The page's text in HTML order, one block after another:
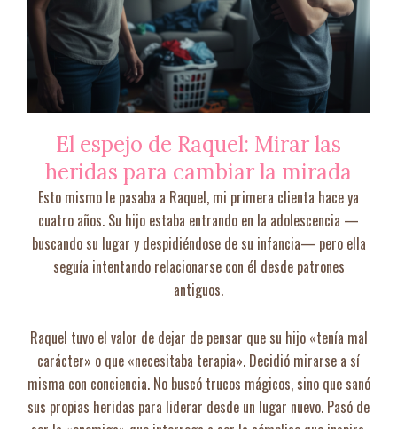
El espejo de Raquel: Mirar las
heridas para cambiar la mirada
Esto mismo le pasaba a Raquel, mi primera clienta hace ya
cuatro años. Su hijo estaba entrando en la adolescencia —
buscando su lugar y despidiéndose de su infancia— pero ella
seguía intentando relacionarse con él desde patrones
antiguos.
Raquel tuvo el valor de dejar de pensar que su hijo «tenía mal
carácter» o que «necesitaba terapia». Decidió mirarse a sí
misma con conciencia. No buscó trucos mágicos, sino que sanó
sus propias heridas para liderar desde un lugar nuevo. Pasó de